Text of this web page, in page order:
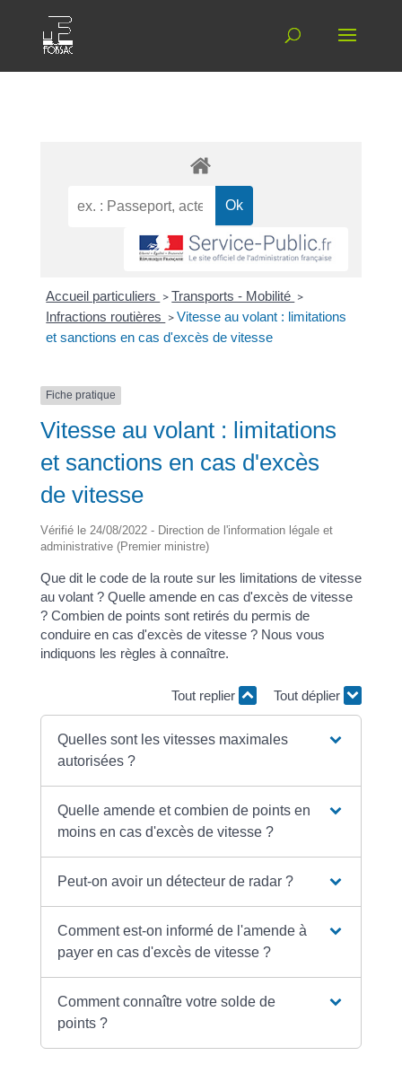
Accueil particuliers >Transports - Mobilité >
Infractions routières >Vitesse au volant : limitations
et sanctions en cas d'excès de vitesse
Fiche pratique
Vitesse au volant : limitations
et sanctions en cas d'excès
de vitesse
Vérifié le 24/08/2022 - Direction de l'information légale et
administrative (Premier ministre)
Que dit le code de la route sur les limitations de vitesse
au volant ? Quelle amende en cas d'excès de vitesse
? Combien de points sont retirés du permis de
conduire en cas d'excès de vitesse ? Nous vous
indiquons les règles à connaître.
Tout replier Tout déplier
Quelles sont les vitesses maximales
autorisées ?
Quelle amende et combien de points en
moins en cas d'excès de vitesse ?
Peut-on avoir un détecteur de radar ?
Comment est-on informé de l'amende à
payer en cas d'excès de vitesse ?
Comment connaître votre solde de
points ?